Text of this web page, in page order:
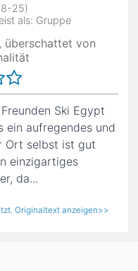
25)
als: Gruppe
überschattet von
Ski Egypt
ein aufregendes und
Ort selbst ist gut
einzigartiges
da...
Originaltext anzeigen>>